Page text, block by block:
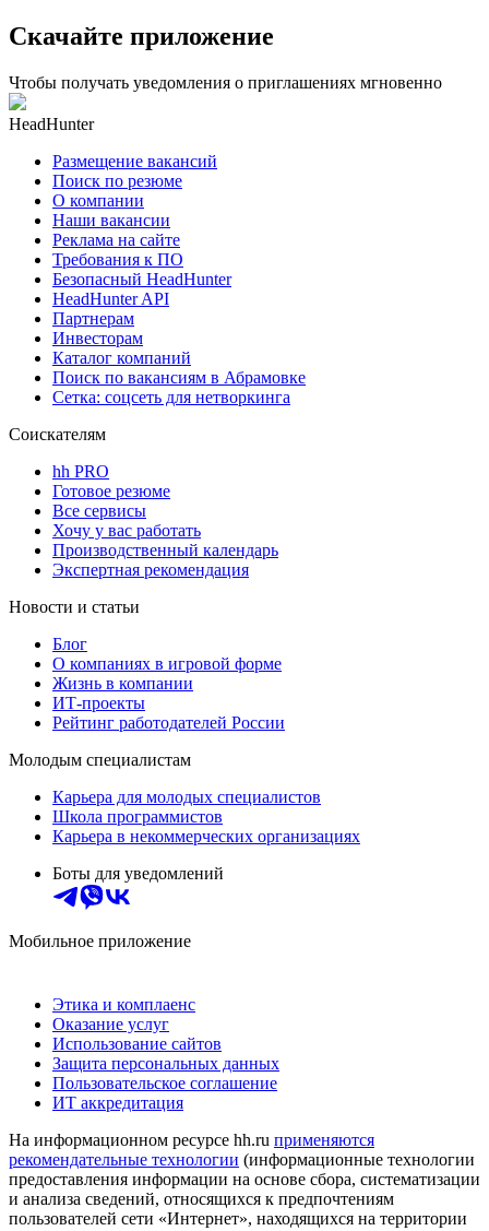
Скачайте приложение
Чтобы получать уведомления о приглашениях мгновенно
HeadHunter
Размещение вакансий
Поиск по резюме
О компании
Наши вакансии
Реклама на сайте
Требования к ПО
Безопасный HeadHunter
HeadHunter API
Партнерам
Инвесторам
Каталог компаний
Поиск по вакансиям в Абрамовке
Сетка: соцсеть для нетворкинга
Соискателям
hh PRO
Готовое резюме
Все сервисы
Хочу у вас работать
Производственный календарь
Экспертная рекомендация
Новости и статьи
Блог
О компаниях в игровой форме
Жизнь в компании
ИТ-проекты
Рейтинг работодателей России
Молодым специалистам
Карьера для молодых специалистов
Школа программистов
Карьера в некоммерческих организациях
Боты для уведомлений
Мобильное приложение
Этика и комплаенс
Оказание услуг
Использование сайтов
Защита персональных данных
Пользовательское соглашение
ИТ аккредитация
На информационном ресурсе hh.ru применяются
рекомендательные технологии (информационные технологии
предоставления информации на основе сбора, систематизации
и анализа сведений, относящихся к предпочтениям
пользователей сети «Интернет», находящихся на территории